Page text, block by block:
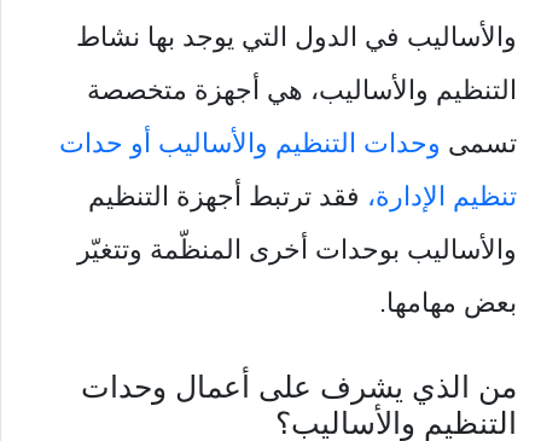
والأساليب في الدول التي يوجد بها نشاط
التنظيم والأساليب، هي أجهزة متخصصة
تسمى وحدات التنظيم والأساليب أو حدات
تنظيم الإدارة، فقد ترتبط أجهزة التنظيم
والأساليب بوحدات أخرى المنظّمة وتتغيّر
بعض مهامها.
من الذي يشرف على أعمال وحدات
التنظيم والأساليب؟